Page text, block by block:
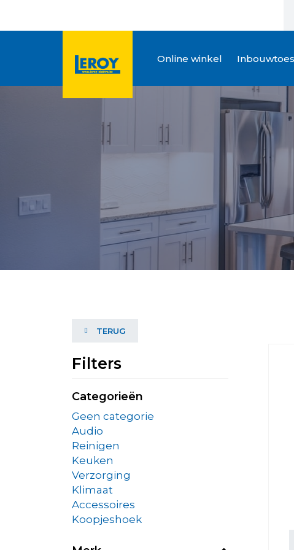
Online winkel
TERUG
Filters
Categorieën
Geen categorie
Audio
Reinigen
Keuken
Verzorging
Klimaat
Accessoires
Koopjeshoek